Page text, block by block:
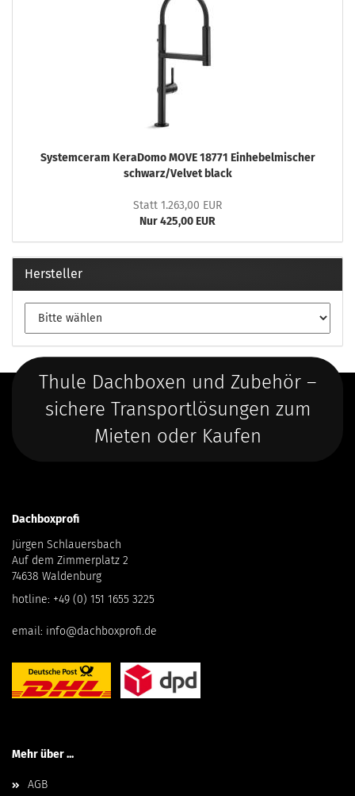
Systemceram KeraDomo MOVE 18771 Einhebelmischer
schwarz/Velvet black
Statt 1.263,00 EUR
Nur 425,00 EUR
Hersteller
Thule Dachboxen und Zubehör –
sichere Transportlösungen zum
Mieten oder Kaufen
Dachboxprofi
Jürgen Schlauersbach
Auf dem Zimmerplatz 2
74638 Waldenburg
hotline: +49 (0) 151 1655 3225
email: info@dachboxprofi.de
Mehr über ...
AGB